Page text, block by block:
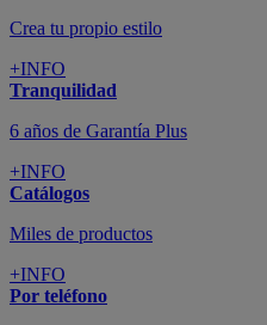
Crea tu propio estilo
+INFO
Tranquilidad
6 años de Garantía Plus
+INFO
Catálogos
Miles de productos
+INFO
Por teléfono